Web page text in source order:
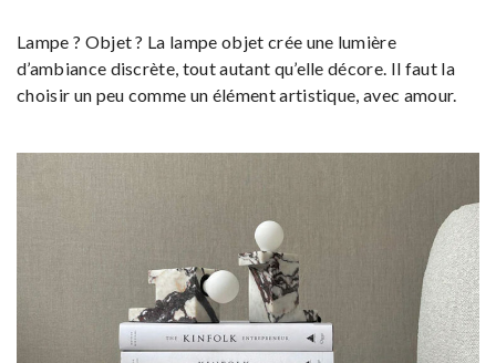
Lampe ? Objet ? La lampe objet crée une lumière
d’ambiance discrète, tout autant qu’elle décore. Il faut la
choisir un peu comme un élément artistique, avec amour.